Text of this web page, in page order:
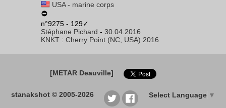
USA - marine corps
n°9275 - 129✓
Stéphane Pichard - 30.04.2016
KNKT : Cherry Point (NC, USA) 2016
[METAR Deauville]
stanakshot © 2005-2026 Select Language ▼